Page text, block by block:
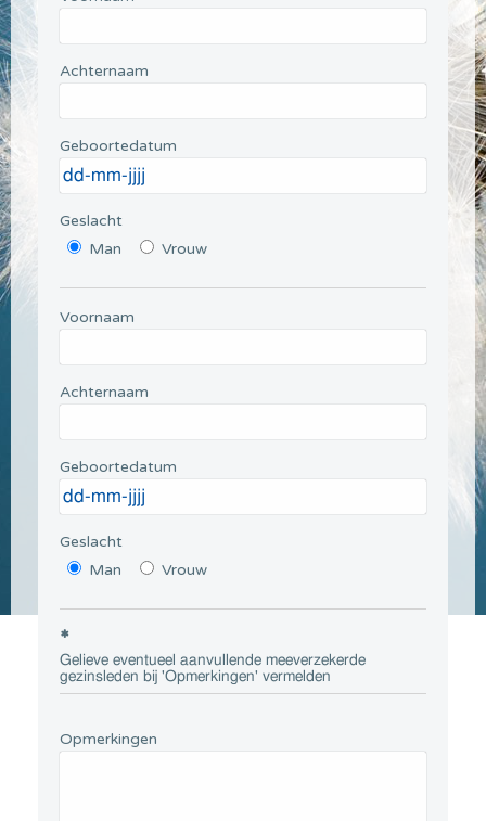
Achternaam
Geboortedatum
Geslacht
Man
Vrouw
Voornaam
Achternaam
Geboortedatum
Geslacht
Man
Vrouw
*
Gelieve eventueel aanvullende meeverzekerde
gezinsleden bij 'Opmerkingen' vermelden
Opmerkingen